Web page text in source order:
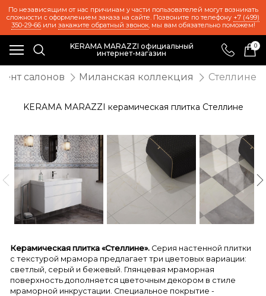
По независящим от нас причинам у части пользователей могут возникать
сложности с оформлением заказа на сайте. Позвоните по телефону +7 (499)
350-29-66или закажите обратный звонок, мы вам обязательно поможем!
KERAMA MARAZZI официальный
интернет-магазин
0
салонов Миланская коллекция Стеллине
KERAMA MARAZZI керамическая плитка Стеллине
Керамическая плитка «Стеллине». Серия настенной плитки
с текстурой мрамора предлагает три цветовых вариации:
светлый, серый и бежевый. Глянцевая мраморная
поверхность дополняется цветочным декором в стиле
мраморной инкрустации. Специальное покрытие -